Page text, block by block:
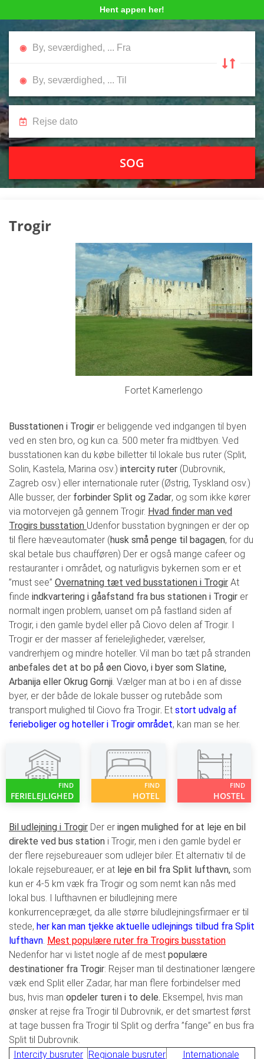
Hent appen her!
SOG
Trogir
Fortet Kamerlengo
Busstationen i Trogir er beliggende ved indgangen til byen
ved en sten bro, og kun ca. 500 meter fra midtbyen. Ved
busstationen kan du købe billetter til lokale bus ruter (Split,
Solin, Kastela, Marina osv.) intercity ruter (Dubrovnik,
Zagreb osv.) eller internationale ruter (Østrig, Tyskland osv.)
Alle busser, der forbinder Split og Zadar, og som ikke kører
via motorvejen gå gennem Trogir. Hvad finder man ved
Trogirs busstation Udenfor busstation bygningen er der op
til flere hæveautomater (husk små penge til bagagen, for du
skal betale bus chaufføren) Der er også mange cafeer og
restauranter i området, og naturligvis bykernen som er et
”must see” Overnatning tæt ved busstationen i Trogir At
finde indkvartering i gåafstand fra bus stationen i Trogir er
normalt ingen problem, uanset om på fastland siden af
Trogir, i den gamle bydel eller på Ciovo delen af Trogir. I
Trogir er der masser af ferielejligheder, værelser,
vandrerhjem og mindre hoteller. Vil man bo tæt på stranden
anbefales det at bo på øen Ciovo, i byer som Slatine,
Arbanija eller Okrug Gornji. Vælger man at bo i en af disse
byer, er der både de lokale busser og rutebåde som
transport mulighed til Ciovo fra Trogir. Et stort udvalg af
ferieboliger og hoteller i Trogir området, kan man se her.
FIND
FERIELEJLIGHED
FIND
HOTEL
FIND
HOSTEL
Bil udlejning i Trogir Der er ingen mulighed for at leje en bil
direkte ved bus station i Trogir, men i den gamle bydel er
der flere rejsebureauer som udlejer biler. Et alternativ til de
lokale rejsebureauer, er at leje en bil fra Split lufthavn, som
kun er 4-5 km væk fra Trogir og som nemt kan nås med
lokal bus. I lufthavnen er biludlejning mere
konkurrencepræget, da alle større biludlejningsfirmaer er til
stede, her kan man tjekke aktuelle udlejnings tilbud fra Split
lufthavn. Mest populære ruter fra Trogirs busstation
Nedenfor har vi listet nogle af de mest populære
destinationer fra Trogir: Rejser man til destinationer længere
væk end Split eller Zadar, har man flere forbindelser med
bus, hvis man opdeler turen i to dele. Eksempel, hvis man
ønsker at rejse fra Trogir til Dubrovnik, er det smartest først
at tage bussen fra Trogir til Split og derfra ”fange” en bus fra
Split til Dubrovnik.
Intercity busruter Regionale busruter Internationale